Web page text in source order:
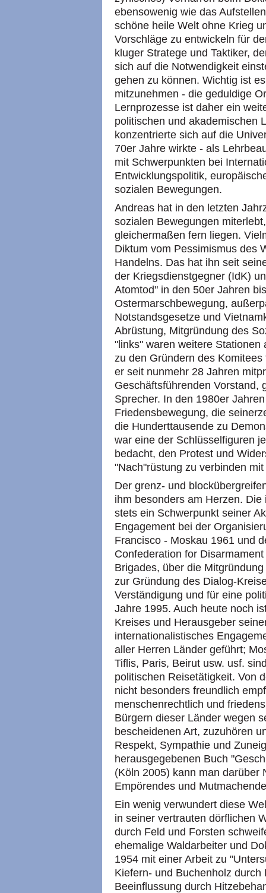
ebensowenig wie das
schöne heile Welt ohne Krieg
Vorschläge zu entwickeln für
kluger Stratege und Taktiker,
sich auf die Notwendigkeit
gehen zu können. Wichtig ist
mitzunehmen - die geduldige
Lernprozesse ist daher ein
politischen und akademischen
konzentrierte sich auf die
70er Jahre wirkte - als
mit Schwerpunkten bei
Entwicklungspolitik,
sozialen Bewegungen.
Andreas hat in den letzten
sozialen Bewegungen
gleichermaßen fern liegen.
Diktum vom Pessimismus des
Handelns. Das hat ihn seit
der Kriegsdienstgegner (IdK)
Atomtod" in den 50er Jahren
Ostermarschbewegung,
Notstandsgesetze und
Abrüstung, Mitgründung des
"links" waren weitere
zu den Gründern des
er seit nunmehr 28 Jahren
Geschäftsführenden Vorstand,
Sprecher. In den 1980er
Friedensbewegung, die
die Hunderttausende zu
war eine der Schlüsselfiguren
bedacht, den Protest und
"Nach"rüstung zu verbinden
Der grenz- und
ihm besonders am Herzen.
stets ein Schwerpunkt seiner
Engagement bei der
Francisco - Moskau 1961 und
Confederation for
Brigades, über die
zur Gründung des Dialog-
Verständigung und für eine
Jahre 1995. Auch heute noch
Kreises und Herausgeber
internationalistisches
aller Herren Länder geführt;
Tiflis, Paris, Beirut usw. usf.
politischen Reisetätigkeit. Von
nicht besonders freundlich
menschenrechtlich und
Bürgern dieser Länder wegen
bescheidenen Art, zuzuhören
Respekt, Sympathie und
herausgegebenen Buch
(Köln 2005) kann man darüber
Empörendes und
Ein wenig verwundert diese
in seiner vertrauten dörflichen
durch Feld und Forsten
ehemalige Waldarbeiter und
1954 mit einer Arbeit zu
Kiefern- und Buchenholz
Beeinflussung durch